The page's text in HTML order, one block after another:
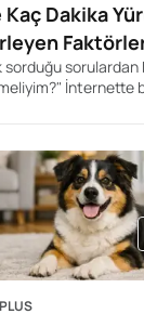
Dakika
sorduğu
İnternette
yürüyüş süresi